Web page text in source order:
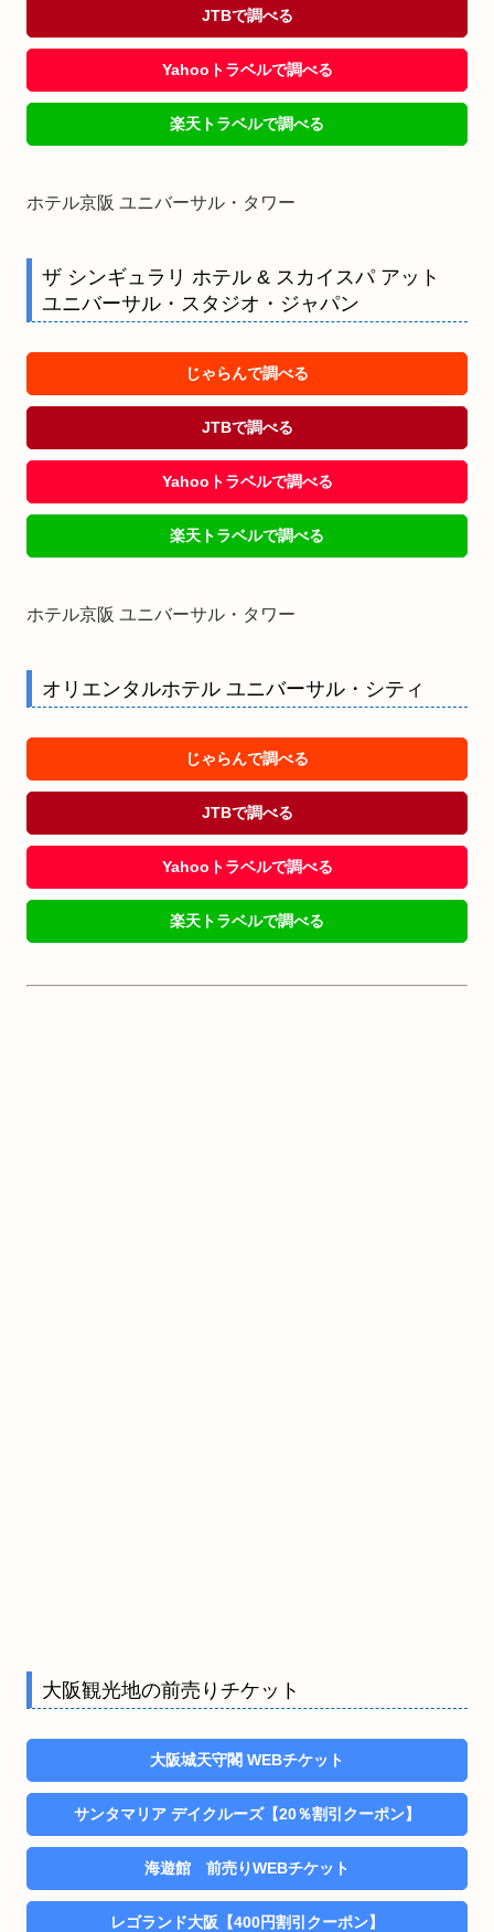
JTBで調べる
Yahooトラベルで調べる
楽天トラベルで調べる
ホテル京阪 ユニバーサル・タワー
ザ シンギュラリ ホテル & スカイスパ アット
ユニバーサル・スタジオ・ジャパン
じゃらんで調べる
JTBで調べる
Yahooトラベルで調べる
楽天トラベルで調べる
ホテル京阪 ユニバーサル・タワー
オリエンタルホテル ユニバーサル・シティ
じゃらんで調べる
JTBで調べる
Yahooトラベルで調べる
楽天トラベルで調べる
大阪観光地の前売りチケット
大阪城天守閣 WEBチケット
サンタマリア デイクルーズ【20％割引クーポン】
海遊館 前売りWEBチケット
レゴランド大阪【400円割引クーポン】